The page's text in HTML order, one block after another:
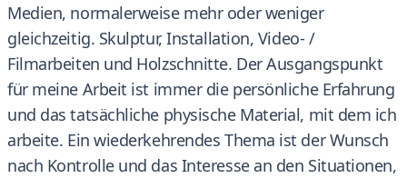
Medien, normalerweise mehr oder weniger
gleichzeitig. Skulptur, Installation, Video- /
Filmarbeiten und Holzschnitte. Der Ausgangspunkt
für meine Arbeit ist immer die persönliche Erfahrung
und das tatsächliche physische Material, mit dem ich
arbeite. Ein wiederkehrendes Thema ist der Wunsch
nach Kontrolle und das Interesse an den Situationen,